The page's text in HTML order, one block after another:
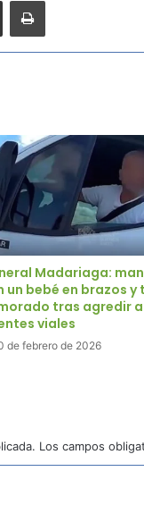
Madariaga:
un bebé en brazos y
tras agredir a
viales
de febrero de 2026
Los campos